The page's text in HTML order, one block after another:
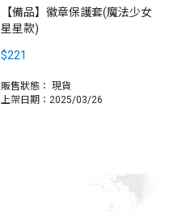
【備品】徽章保護套(魔法少女
星星款)
$221
販售狀態： 現貨
上架日期：2025/03/26